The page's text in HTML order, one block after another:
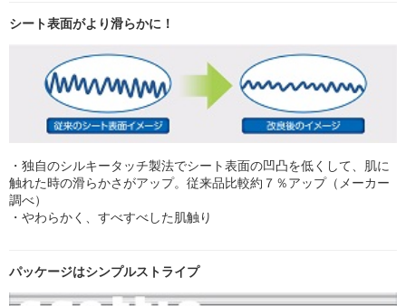
シート表面がより滑らかに！
・独自のシルキータッチ製法でシート表面の凹凸を低くして、肌に
触れた時の滑らかさがアップ。従来品比較約７％アップ（メーカー
調べ）
・やわらかく、すべすべした肌触り
パッケージはシンプルストライプ